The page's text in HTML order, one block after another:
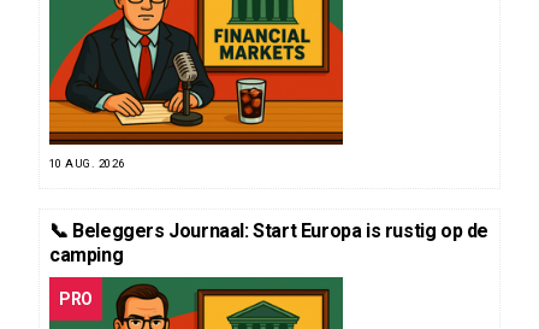
10 AUG. 2026
📞 Beleggers Journaal: Start Europa is rustig op de
camping
PRO